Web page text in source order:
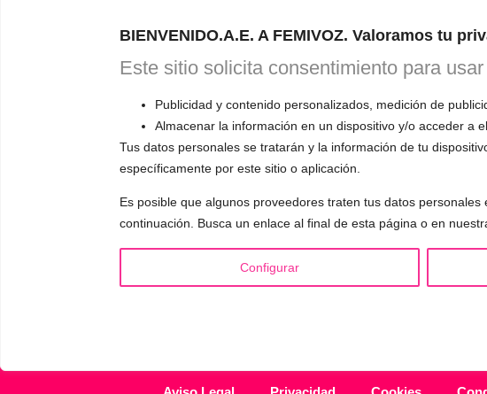
BIENVENIDO.A.E. A FEMIVOZ. Valoramos tu
Este sitio solicita consentimiento para
Publicidad y contenido personalizados, medición de
Almacenar la información en un dispositivo y/o acceder a
Tus datos personales se tratarán y la información de tu
específicamente por este sitio o aplicación.
Es posible que algunos proveedores traten tus datos
continuación. Busca un enlace al final de esta página o en
Configurar
explicará cómo funciona
responderá a todas tus
INFORMACIÓN
¿Quién es Mariela Astudillo?
❓ Preguntas Frecuentes
VOCES
▪️ Feminización de
▪️ Masculinización de
▪️ Dualización de la